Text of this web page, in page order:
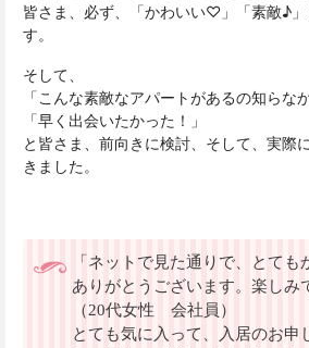
皆さま、必ず、「かわいい♡」「素敵♪」
す。
そして、
「こんな素敵なアパートがあるの知らな
「早く出会いたかった！」
と皆さま、前向きに検討、そして、実際
きました。
「ネットで見た通りで、とても
ありがとうございます。楽しみ
（20代女性 会社員）
とても気に入って、入居のお申